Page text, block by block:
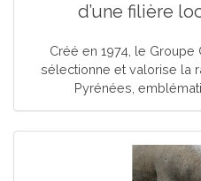
d’une filière
Créé en 1974, le
sélectionne et valorise la
Pyrénées,